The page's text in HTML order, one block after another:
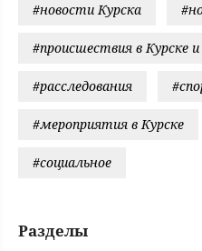
#новости Курска
#происшествия в Курске
#расследования
#мероприятия в Курске
#социальное
Разделы